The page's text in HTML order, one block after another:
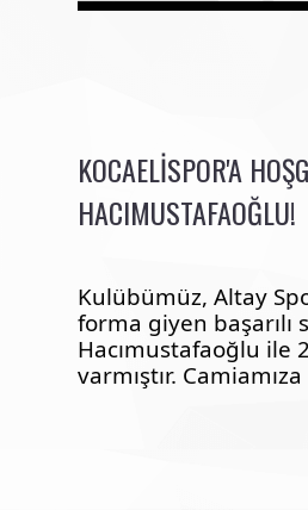
KOCAELISPOR'A
HACIMUSTAFAOĞLU!
Kulübümüz, Altay
forma giyen başarılı
Hacımustafaoğlu ile
varmıştır.